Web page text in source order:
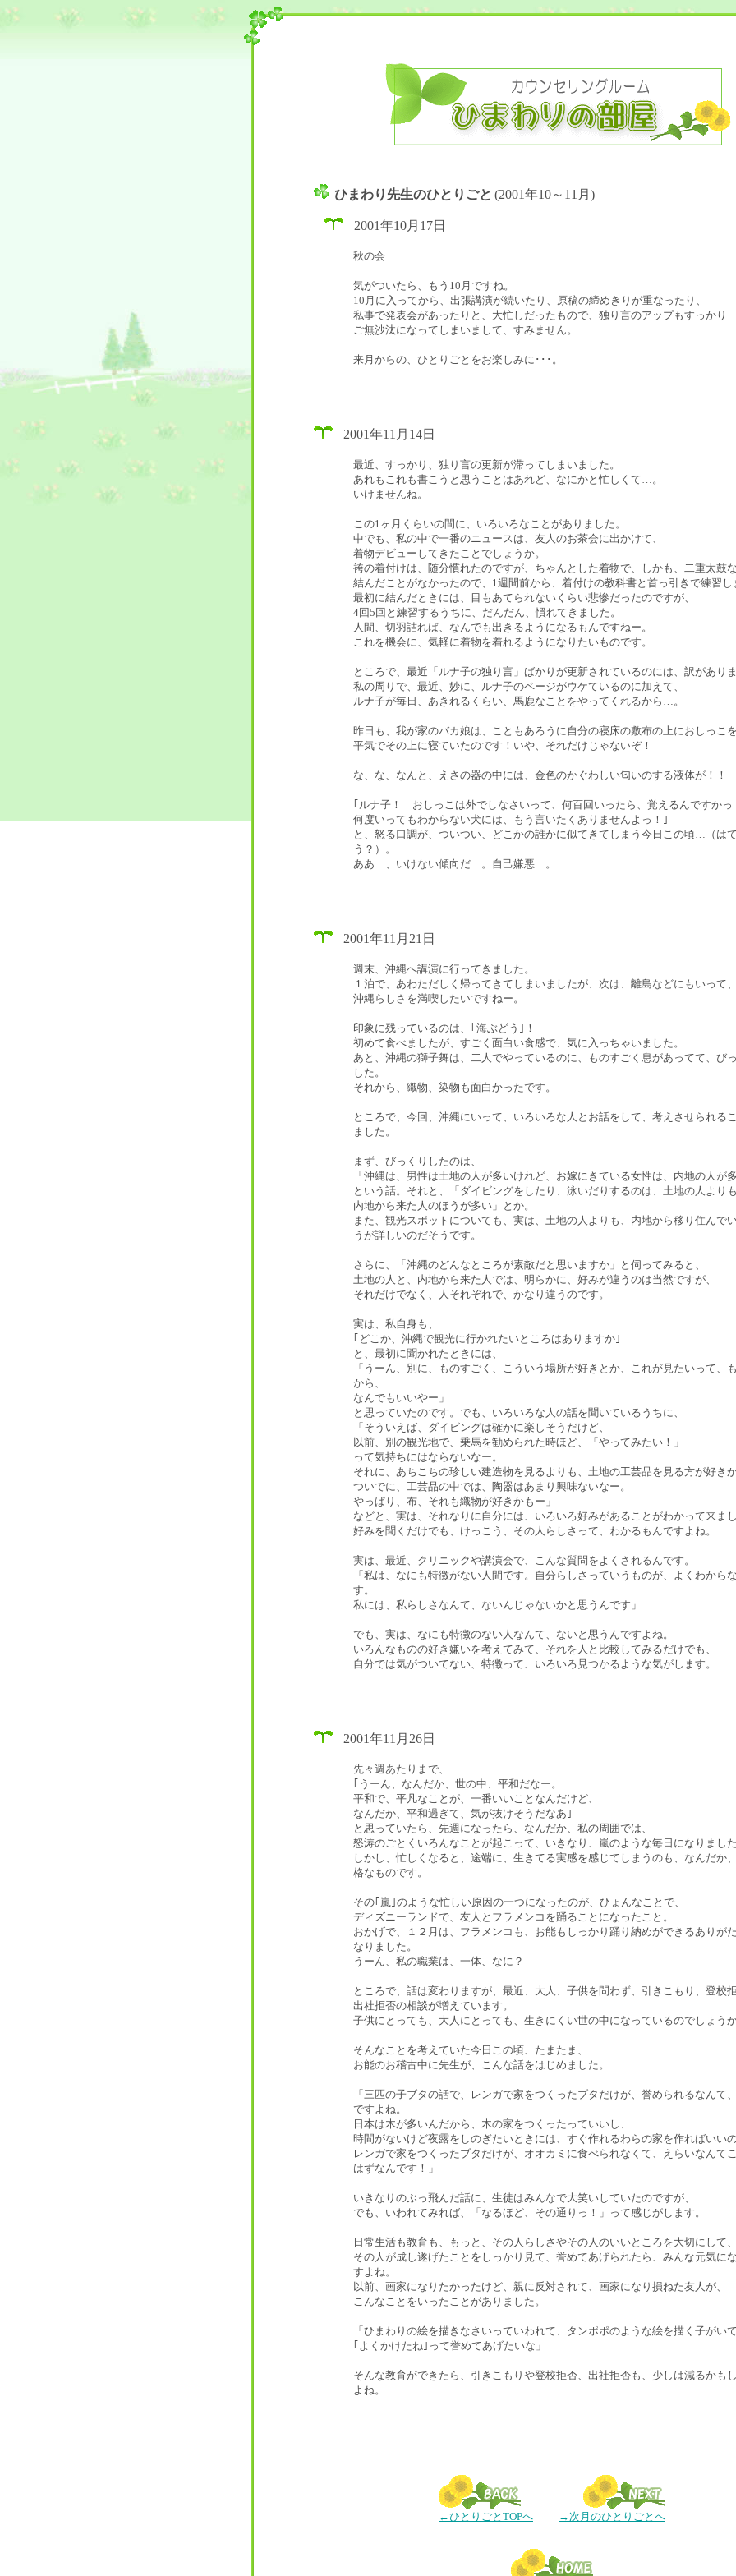
ひまわり先生のひとりごと (2001年10～11月)
2001年10月17日
秋の会
気がついたら、もう10月ですね。
10月に入ってから、出張講演が続いたり、原稿の締めきりが重なったり、
私事で発表会があったりと、大忙しだったもので、独り言のアップもすっかり
ご無沙汰になってしまいまして、すみません。
来月からの、ひとりごとをお楽しみに･･･。
2001年11月14日
最近、すっかり、独り言の更新が滞ってしまいました。
あれもこれも書こうと思うことはあれど、なにかと忙しくて…。
いけませんね。
この1ヶ月くらいの間に、いろいろなことがありました。
中でも、私の中で一番のニュースは、友人のお茶会に出かけて、
着物デビューしてきたことでしょうか。
袴の着付けは、随分慣れたのですが、ちゃんとした着物で、しかも、二重太鼓な
結んだことがなかったので、1週間前から、着付けの教科書と首っ引きで練習し
最初に結んだときには、目もあてられないくらい悲惨だったのですが、
4回5回と練習するうちに、だんだん、慣れてきました。
人間、切羽詰れば、なんでも出きるようになるもんですねー。
これを機会に、気軽に着物を着れるようになりたいものです。
ところで、最近「ルナ子の独り言」ばかりが更新されているのには、訳があり
私の周りで、最近、妙に、ルナ子のページがウケているのに加えて、
ルナ子が毎日、あきれるくらい、馬鹿なことをやってくれるから…。
昨日も、我が家のバカ娘は、こともあろうに自分の寝床の敷布の上におしっこを
平気でその上に寝ていたのです！いや、それだけじゃないぞ！
な、な、なんと、えさの器の中には、金色のかぐわしい匂いのする液体が！！
｢ルナ子！ おしっこは外でしなさいって、何百回いったら、覚えるんですか
何度いってもわからない犬には、もう言いたくありませんよっ！｣
と、怒る口調が、ついつい、どこかの誰かに似てきてしまう今日この頃…（は
う？）。
ああ…、いけない傾向だ…。自己嫌悪…。
2001年11月21日
週末、沖縄へ講演に行ってきました。
１泊で、あわただしく帰ってきてしまいましたが、次は、離島などにもいって、
沖縄らしさを満喫したいですねー。
印象に残っているのは、｢海ぶどう｣！
初めて食べましたが、すごく面白い食感で、気に入っちゃいました。
あと、沖縄の獅子舞は、二人でやっているのに、ものすごく息があってて、び
した。
それから、織物、染物も面白かったです。
ところで、今回、沖縄にいって、いろいろな人とお話をして、考えさせられる
ました。
まず、びっくりしたのは、
「沖縄は、男性は土地の人が多いけれど、お嫁にきている女性は、内地の人が多
という話。それと、「ダイビングをしたり、泳いだりするのは、土地の人よりも
内地から来た人のほうが多い」とか。
また、観光スポットについても、実は、土地の人よりも、内地から移り住んで
うが詳しいのだそうです。
さらに、「沖縄のどんなところが素敵だと思いますか」と伺ってみると、
土地の人と、内地から来た人では、明らかに、好みが違うのは当然ですが、
それだけでなく、人それぞれで、かなり違うのです。
実は、私自身も、
｢どこか、沖縄で観光に行かれたいところはありますか｣
と、最初に聞かれたときには、
「うーん、別に、ものすごく、こういう場所が好きとか、これが見たいって、
から、
なんでもいいやー」
と思っていたのです。でも、いろいろな人の話を聞いているうちに、
「そういえば、ダイビングは確かに楽しそうだけど、
以前、別の観光地で、乗馬を勧められた時ほど、「やってみたい！」
って気持ちにはならないなー。
それに、あちこちの珍しい建造物を見るよりも、土地の工芸品を見る方が好き
ついでに、工芸品の中では、陶器はあまり興味ないなー。
やっぱり、布、それも織物が好きかもー」
などと、実は、それなりに自分には、いろいろ好みがあることがわかって来まし
好みを聞くだけでも、けっこう、その人らしさって、わかるもんですよね。
実は、最近、クリニックや講演会で、こんな質問をよくされるんです。
「私は、なにも特徴がない人間です。自分らしさっていうものが、よくわから
す。
私には、私らしさなんて、ないんじゃないかと思うんです」
でも、実は、なにも特徴のない人なんて、ないと思うんですよね。
いろんなものの好き嫌いを考えてみて、それを人と比較してみるだけでも、
自分では気がついてない、特徴って、いろいろ見つかるような気がします。
2001年11月26日
先々週あたりまで、
｢うーん、なんだか、世の中、平和だなー。
平和で、平凡なことが、一番いいことなんだけど、
なんだか、平和過ぎて、気が抜けそうだなあ｣
と思っていたら、先週になったら、なんだか、私の周囲では、
怒涛のごとくいろんなことが起こって、いきなり、嵐のような毎日になりました
しかし、忙しくなると、途端に、生きてる実感を感じてしまうのも、なんだか
格なものです。
その｢嵐｣のような忙しい原因の一つになったのが、ひょんなことで、
ディズニーランドで、友人とフラメンコを踊ることになったこと。
おかげで、１２月は、フラメンコも、お能もしっかり踊り納めができるありが
なりました。
うーん、私の職業は、一体、なに？
ところで、話は変わりますが、最近、大人、子供を問わず、引きこもり、登校拒
出社拒否の相談が増えています。
子供にとっても、大人にとっても、生きにくい世の中になっているのでしょうか
そんなことを考えていた今日この頃、たまたま、
お能のお稽古中に先生が、こんな話をはじめました。
「三匹の子ブタの話で、レンガで家をつくったブタだけが、誉められるなんて
ですよね。
日本は木が多いんだから、木の家をつくったっていいし、
時間がないけど夜露をしのぎたいときには、すぐ作れるわらの家を作ればいいの
レンガで家をつくったブタだけが、オオカミに食べられなくて、えらいなんて
はずなんです！」
いきなりのぶっ飛んだ話に、生徒はみんなで大笑いしていたのですが、
でも、いわれてみれば、「なるほど、その通りっ！」って感じがします。
日常生活も教育も、もっと、その人らしさやその人のいいところを大切にして、
その人が成し遂げたことをしっかり見て、誉めてあげられたら、みんな元気に
すよね。
以前、画家になりたかったけど、親に反対されて、画家になり損ねた友人が、
こんなことをいったことがありました。
「ひまわりの絵を描きなさいっていわれて、タンポポのような絵を描く子がいて
｢よくかけたね｣って誉めてあげたいな」
そんな教育ができたら、引きこもりや登校拒否、出社拒否も、少しは減るかも
よね。
←ひとりごとTOPへ →次月のひとりごとへ